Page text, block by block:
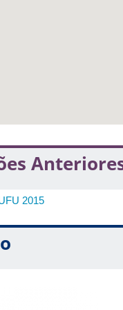
14h às 16h:
Multiuso da DRII, Bloco
2015